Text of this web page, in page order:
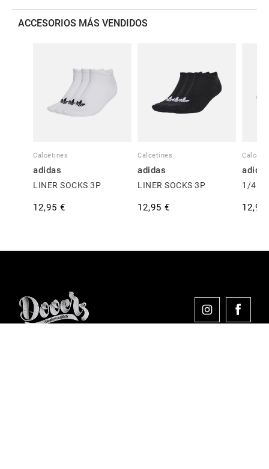
ACCESORIOS MÁS VENDIDOS
Calcetines
adidas
LINER SOCKS 3P
12,95 €
Calcetines
adidas
LINER SOCKS 3P
12,95 €
1/4
12,95